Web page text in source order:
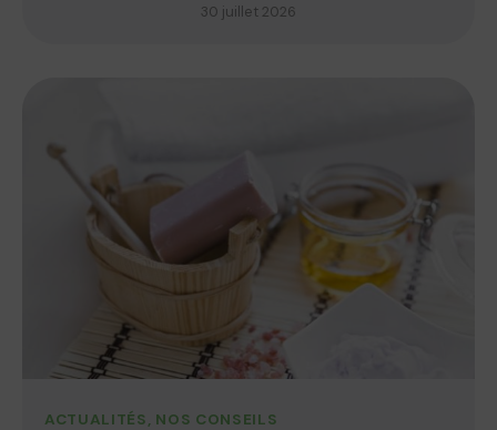
30 juillet 2026
ACTUALITÉS, NOS CONSEILS